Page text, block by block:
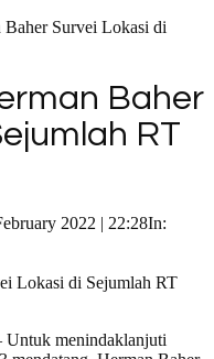
Survei Lokasi di
Baher
RT
2022 | 22:28In:
Untuk menindaklanjuti